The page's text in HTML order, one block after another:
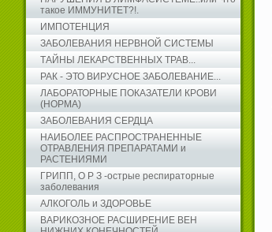
такое ИММУНИТЕТ?!.
ИМПОТЕНЦИЯ
ЗАБОЛЕВАНИЯ НЕРВНОЙ СИСТЕМЫ
ТАЙНЫ ЛЕКАРСТВЕННЫХ ТРАВ...
РАК - ЭТО ВИРУСНОЕ ЗАБОЛЕВАНИЕ...
ЛАБОРАТОРНЫЕ ПОКАЗАТЕЛИ КРОВИ
(НОРМА)
ЗАБОЛЕВАНИЯ СЕРДЦА
НАИБОЛЕЕ РАСПРОСТРАНЕННЫЕ
ОТРАВЛЕНИЯ ПРЕПАРАТАМИ и
РАСТЕНИЯМИ
ГРИПП, О Р З -острые респираторные
заболевания
АЛКОГОЛЬ и ЗДОРОВЬЕ
ВАРИКОЗНОЕ РАСШИРЕНИЕ ВЕН